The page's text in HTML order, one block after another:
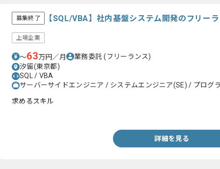
募集終了 【SQL/VBA】社内基盤システム開発のフリー
上場企業
〜63万円／月 業務委託(フリーランス)
汐留(東京都)
SQL / VBA
サーバーサイドエンジニア / システムエンジニア(SE) / プログ
求めるスキル
詳細を見る